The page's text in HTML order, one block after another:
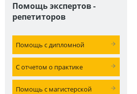
Помощь экспертов -
репетиторов
Помощь с дипломной
С отчетом о практике
Помощь с магистерской